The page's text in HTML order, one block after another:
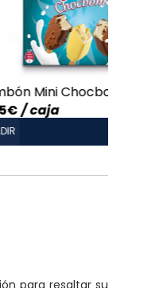
para resaltar su